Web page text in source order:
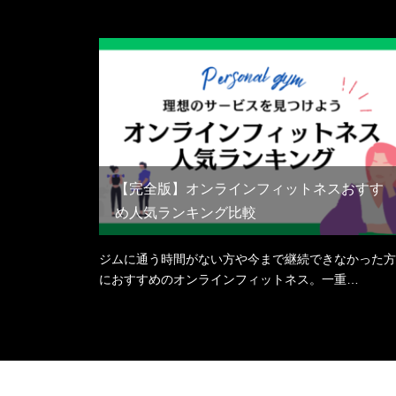
【完全版】オンラインフィットネスおすす
め人気ランキング比較
ジムに通う時間がない方や今まで継続できなかった方
におすすめのオンラインフィットネス。一重…